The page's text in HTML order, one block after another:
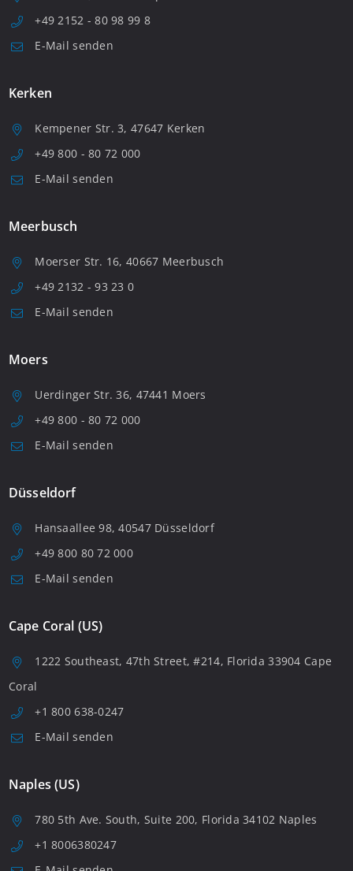
+49 2152 - 80 98 99 8
E-Mail senden
Kerken
Kempener Str. 3, 47647 Kerken
+49 800 - 80 72 000
E-Mail senden
Meerbusch
Moerser Str. 16, 40667 Meerbusch
+49 2132 - 93 23 0
E-Mail senden
Moers
Uerdinger Str. 36, 47441 Moers
+49 800 - 80 72 000
E-Mail senden
Düsseldorf
Hansaallee 98, 40547 Düsseldorf
+49 800 80 72 000
E-Mail senden
Cape Coral (US)
1222 Southeast, 47th Street, #214, Florida 33904 Cape
Coral
+1 800 638-0247
E-Mail senden
Naples (US)
780 5th Ave. South, Suite 200, Florida 34102 Naples
+1 8006380247